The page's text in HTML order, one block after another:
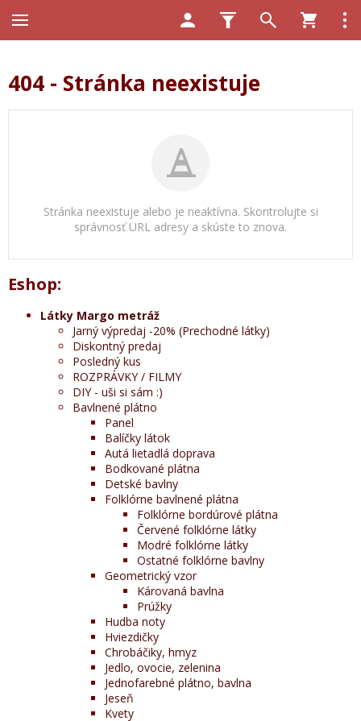
404 - Stránka neexistuje
Stránka neexistuje alebo je neaktívna. Skontrolujte si
správnosť URL adresy a skúste to znova.
Eshop:
Látky Margo metráž
Jarný výpredaj -20% (Prechodné látky)
Diskontný predaj
Posledný kus
ROZPRÁVKY / FILMY
DIY - uši si sám :)
Bavlnené plátno
Panel
Balíčky látok
Autá lietadlá doprava
Bodkované plátna
Detské bavlny
Folklórne bavlnené plátna
Folklórne bordúrové plátna
Červené folklórne látky
Modré folklórne látky
Ostatné folklórne bavlny
Geometrický vzor
Károvaná bavlna
Prúžky
Hudba noty
Hviezdičky
Chrobáčiky, hmyz
Jedlo, ovocie, zelenina
Jednofarebné plátno, bavlna
Jeseň
Kvety